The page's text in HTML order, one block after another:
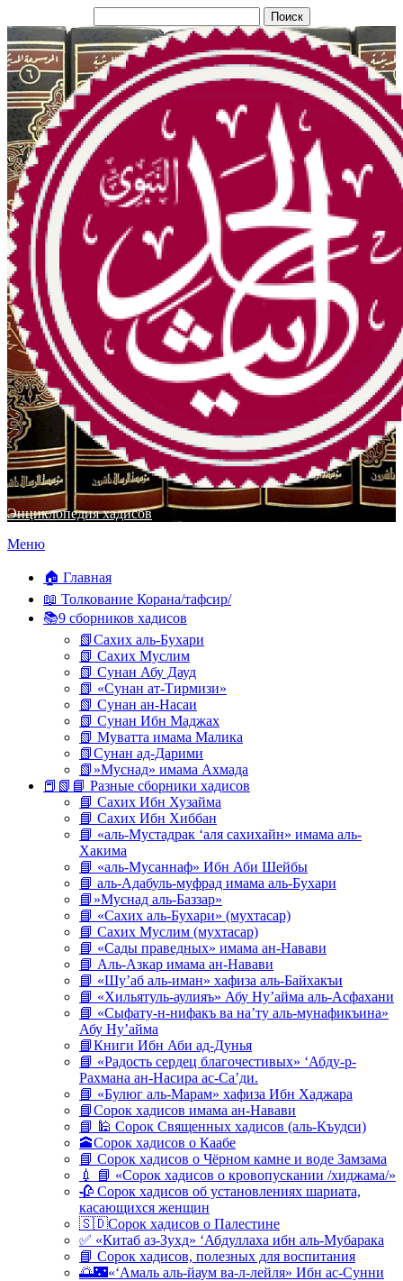
Энциклопедия хадисов
Перейти
содержимому
Меню
🏠 Главная
📖 Толкование Корана/тафсир/
📚9 сборников хадисов
📗Сахих аль-Бухари
📗 Сахих Муслим
📗 Сунан Абу Дауд
📗 «Сунан ат-Тирмизи»
📗 Сунан ан-Насаи
📗 Сунан Ибн Маджах
📗 Муватта имама Малика
📗Сунан ад-Дарими
📗»Муснад» имама Ахмада
📕📗📘 Разные сборники хадисов
📘 Сахих Ибн Хузайма
📘 Сахих Ибн Хиббан
📘 «аль-Мустадрак ‘аля сахихайн» имама аль-
Хакима
📘 «аль-Мусаннаф» Ибн Аби Шейбы
📘 аль-Адабуль-муфрад имама аль-Бухари
📘»Муснад аль-Баззар»
📘 «Сахих аль-Бухари» (мухтасар)
📘 Сахих Муслим (мухтасар)
📘 «Сады праведных» имама ан-Навави
📘 Аль-Азкар имама ан-Навави
📘 «Шу’аб аль-иман» хафиза аль-Байхакъи
📘 «Хильятуль-аулияъ» Абу Ну’айма аль-Асфахани
📘 «Сыфату-н-нифакъ ва на’ту аль-мунафикъина»
Абу Ну’айма
📘Книги Ибн Аби ад-Дунья
📘 «Радость сердец благочестивых» ‘Абду-р-
Рахмана ан-Насира ас-Са’ди.
📘 «Булюг аль-Марам» хафиза Ибн Хаджара
📘Сорок хадисов имама ан-Навави
📘 🕌 Сорок Священных хадисов (аль-Къудси)
🕋Сорок хадисов о Каабе
📘 Сорок хадисов о Чёрном камне и воде Замзама
💉 📘 «Сорок хадисов о кровопускании /хиджама/»
🥀 Сорок хадисов об установлениях шариата,
касающихся женщин
🇸🇩Сорок хадисов о Палестине
✅ «Китаб аз-Зухд» ‘Абдуллаха ибн аль-Мубарака
📘 Сорок хадисов, полезных для воспитания
🌅🌃«‘Амаль аль-йаум ва-л-лейля» Ибн ас-Сунни